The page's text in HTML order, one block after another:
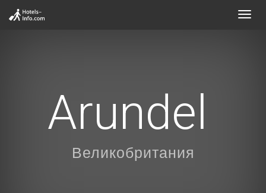
Arundel
Великобритания